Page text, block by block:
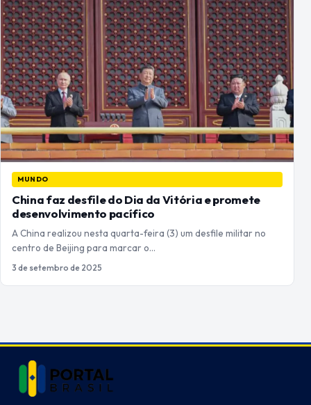
MUNDO
China faz desfile do Dia da Vitória e promete
desenvolvimento pacífico
A China realizou nesta quarta-feira (3) um desfile militar no
centro de Beijing para marcar o…
3 de setembro de 2025